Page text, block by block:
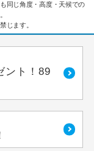
同じ角度・高度・天候での
じます。
ント！89